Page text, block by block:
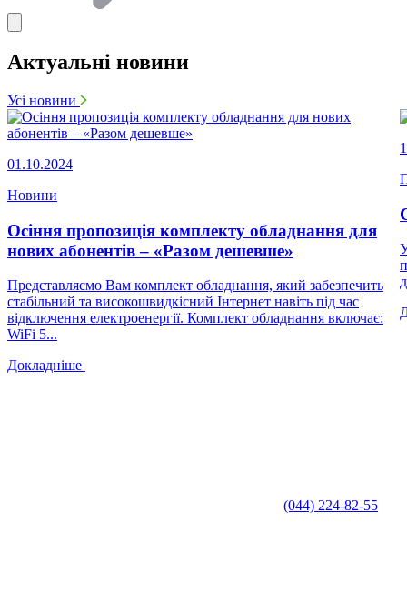
Актуальні новини
Усі новини
01.10.2024
Новини
Осіння пропозиція комплекту обладнання для
нових абонентів – «Разом дешевше»
Представляємо Вам комплект обладнання, який забезпечить
стабільний та високошвидкісний Інтернет навіть під час
відключення електроенергії. Комплект обладнання включає:
WiFi 5...
Докладніше
(044) 224-82-55